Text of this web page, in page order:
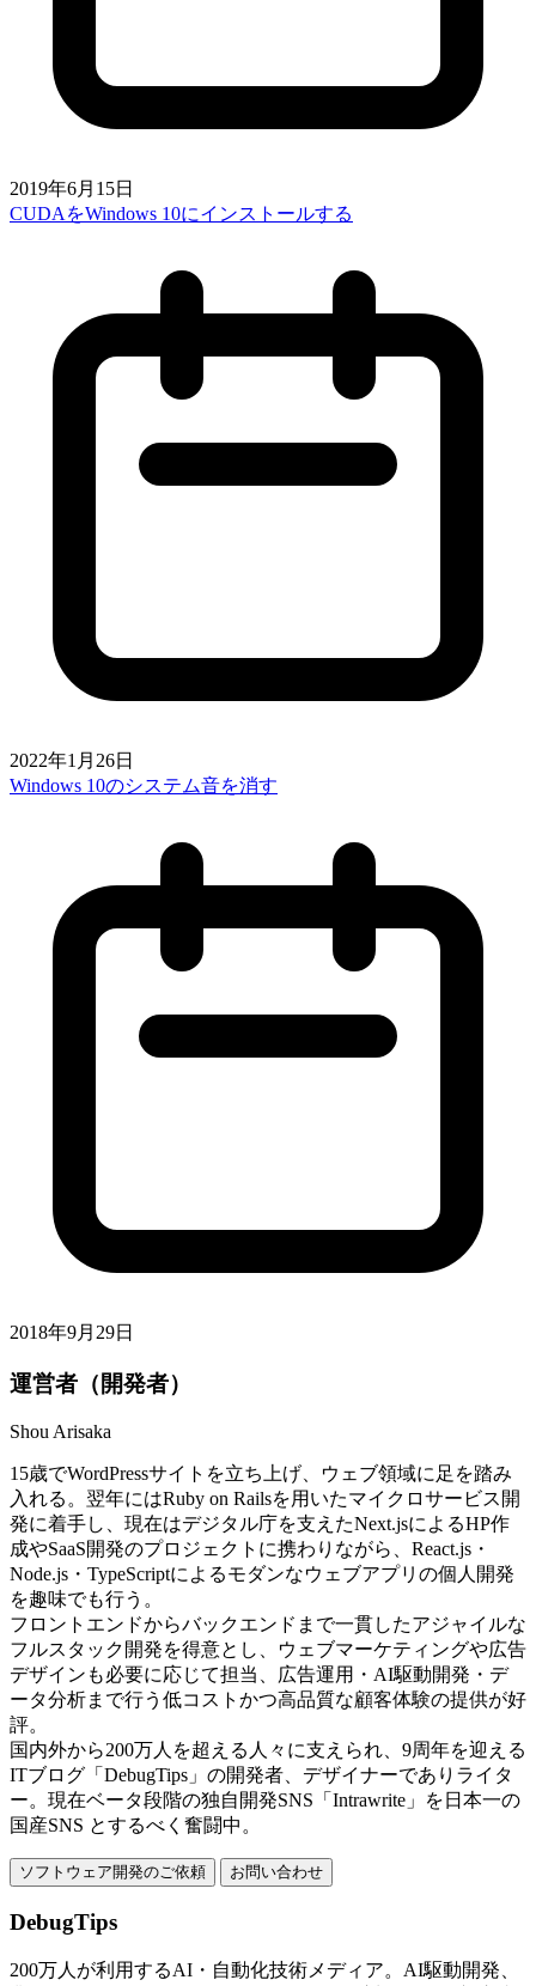
2019年6月15日
CUDAをWindows 10にインストールする
2022年1月26日
Windows 10のシステム音を消す
2018年9月29日
運営者（開発者）
Shou Arisaka
15歳でWordPressサイトを立ち上げ、ウェブ領域に足を踏み
入れる。翌年にはRuby on Railsを用いたマイクロサービス開
発に着手し、現在はデジタル庁を支えたNext.jsによるHP作
成やSaaS開発のプロジェクトに携わりながら、React.js・
Node.js・TypeScriptによるモダンなウェブアプリの個人開発
を趣味でも行う。
フロントエンドからバックエンドまで一貫したアジャイルな
フルスタック開発を得意とし、ウェブマーケティングや広告
デザインも必要に応じて担当、広告運用・AI駆動開発・デ
ータ分析まで行う低コストかつ高品質な顧客体験の提供が好
評。
国内外から200万人を超える人々に支えられ、9周年を迎える
ITブログ「DebugTips」の開発者、デザイナーでありライタ
ー。現在ベータ段階の独自開発SNS「Intrawrite」を日本一の
国産SNS とするべく奮闘中。
ソフトウェア開発のご依頼 お問い合わせ
DebugTips
200万人が利用するAI・自動化技術メディア。AI駆動開発、